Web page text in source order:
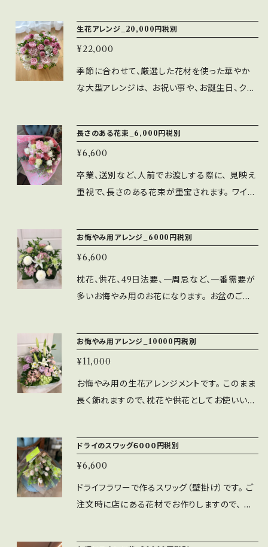
きます）
に残せるギフトとなります。 ★生花を長期保存
できるように加工したお花 赤系／ピンク系／オ
レンジ系／白・グリーン系で、希望の希望の色合
いをお伝えください。 ※20歳未満の方の飲酒
生花アレンジ_20,000円税別
¥22,000
季節に合わせて、厳選した花材を使った華やか
な大型アレンジは、 お祝い事や、お誕生日、クリ
でとうのお言葉をお花とともに贈りましょう。 専
属デザイナーが、心を込めて丁寧にお作りしま
す。 ＊季節によってお花の種類は変わります。 花
材の指定がある場合は、１週間以上前に お申込
長さのある花束_6,000円税別
¥6,600
卒業、送別など、人前でお渡しする際に、 見映え
重視で、長さのある花束が重宝されます。 ワイズ
ご指定がある場合は、お日にちに余裕をもってご
注文いただけますと、 ご希望の雰囲気でのお作
りも可能です。詳細をお知らせください。
お悔やみ用アレンジ_6000円税別
¥6,600
枕花、供花、49日法要、一周忌など、一番需要が
多いお悔やみ用のお花になります。 お盆のご自
入れてお作りすることが多いですが、宗派によっ
ては白グリーンというところもあるため、ご要望
に応じてお作りできます。 お急ぎの場合には、電
話（017-718-3787）もいただけますと、すぐに手
お悔やみ用アレンジ_10000円税別
¥11,000
お悔やみ用の生花アレンジメントです。 このまま
長く飾れますので、枕花や供花としてお使いいた
森市外への配送に関しては、クール便最大サイ
ズ（１２０）になりますので、若干アレンジのサイ
ズが小さく（高さ50㎝位）なりますが何卒よろし
くお願い致します。 立て札を立てることも可能で
ドライのスワッグ６０００円税別
¥6,600
ドライフラワーで作るスワッグ（壁掛け）です。 ご
注文時に店にある花材でお作りしますので、 全